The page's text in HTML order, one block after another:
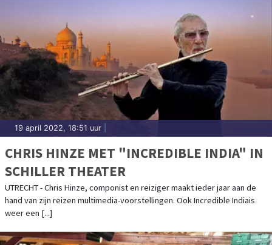
19 april 2022, 18:51 uur
CHRIS HINZE MET "INCREDIBLE INDIA" IN
SCHILLER THEATER
UTRECHT - Chris Hinze, componist en reiziger maakt ieder jaar aan de
hand van zijn reizen multimedia-voorstellingen. Ook Incredible Indiais
weer een [...]